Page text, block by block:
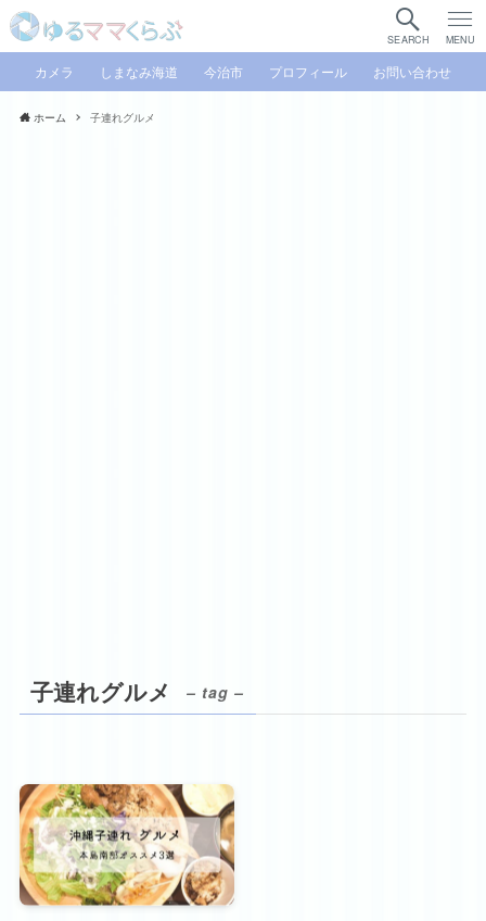
SEARCH MENU
カメラ しまなみ海道 今治市 プロフィール お問い合わせ
ホーム 子連れグルメ
子連れグルメ – tag –